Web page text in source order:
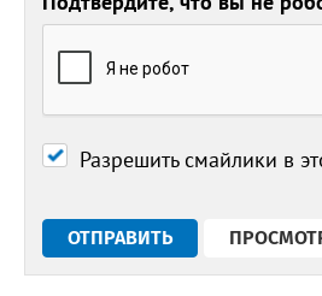
Разрешить смайлики в